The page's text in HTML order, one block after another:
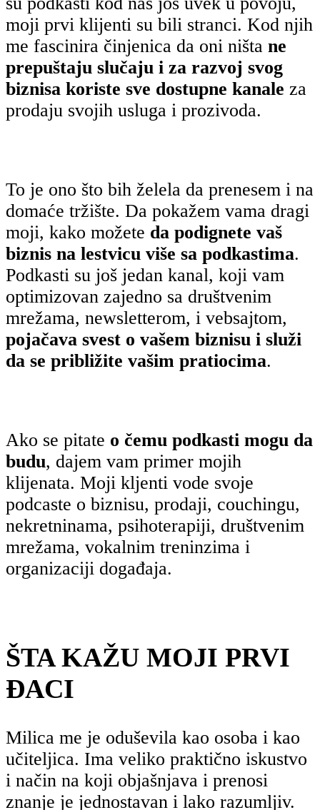
moji prvi klijenti su bili stranci. Kod njih
me fascinira činjenica da oni ništa ne
prepuštaju slučaju i za razvoj svog
biznisa koriste sve dostupne kanale za
prodaju svojih usluga i prozivoda.
To je ono što bih želela da prenesem i na
domaće tržište. Da pokažem vama dragi
moji, kako možete da podignete vaš
biznis na lestvicu više sa podkastima.
Podkasti su još jedan kanal, koji vam
optimizovan zajedno sa društvenim
mrežama, newsletterom, i vebsajtom,
pojačava svest o vašem biznisu i služi
da se približite vašim pratiocima.
Ako se pitate o čemu podkasti mogu da
budu, dajem vam primer mojih
klijenata. Moji kljenti vode svoje
podcaste o biznisu, prodaji, couchingu,
nekretninama, psihoterapiji, društvenim
mrežama, vokalnim treninzima i
organizaciji događaja.
ŠTA KAŽU MOJI PRVI
ĐACI
Milica me je oduševila kao osoba i kao
učiteljica. Ima veliko praktično iskustvo
i način na koji objašnjava i prenosi
znanje je jednostavan i lako razumljiv.